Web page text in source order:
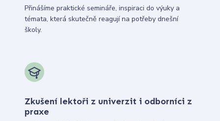
Přinášíme praktické semináře, inspiraci do výuky a
témata, která skutečně reagují na potřeby dnešní
školy.
Zkušení lektoři z univerzit i odborníci z
praxe